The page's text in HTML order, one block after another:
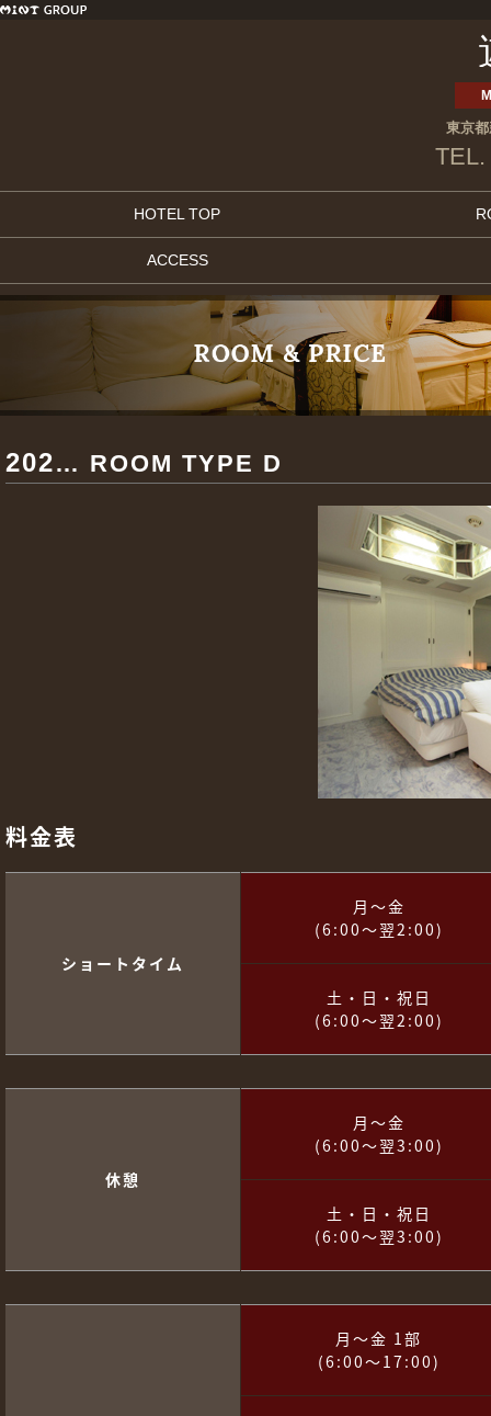
東京
TEL.
HOTEL TOP
ACCESS
202… ROOM TYPE D
料金表
ショートタイム
月～金
(6:00～翌2:00)
土・日・祝日
(6:00～翌2:00)
休憩
月～金
(6:00～翌3:00)
土・日・祝日
(6:00～翌3:00)
月～金 1部
(6:00～17:00)